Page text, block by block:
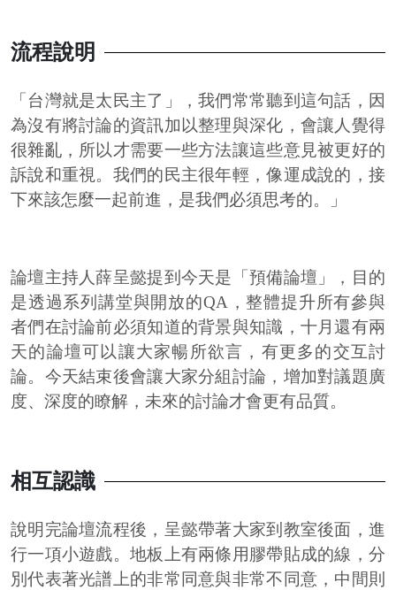
流程說明
「台灣就是太民主了」，我們常常聽到這句話，因
為沒有將討論的資訊加以整理與深化，會讓人覺得
很雜亂，所以才需要一些方法讓這些意見被更好的
訴說和重視。我們的民主很年輕，像運成說的，接
下來該怎麼一起前進，是我們必須思考的。」
論壇主持人薛呈懿提到今天是「預備論壇」，目的
是透過系列講堂與開放的QA，整體提升所有參與
者們在討論前必須知道的背景與知識，十月還有兩
天的論壇可以讓大家暢所欲言，有更多的交互討
論。今天結束後會讓大家分組討論，增加對議題廣
度、深度的瞭解，未來的討論才會更有品質。
相互認識
說明完論壇流程後，呈懿帶著大家到教室後面，進
行一項小遊戲。地板上有兩條用膠帶貼成的線，分
別代表著光譜上的非常同意與非常不同意，中間則